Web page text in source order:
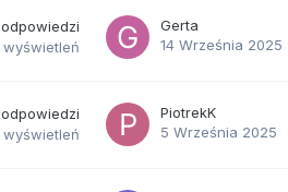
odpowiedzi
wyświetleń
Gerta
14 Września 2025
odpowiedzi
wyświetleń
PiotrekK
5 Września 2025